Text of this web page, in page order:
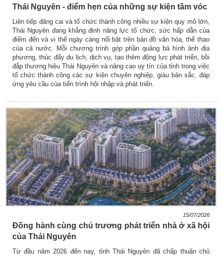
Thái Nguyên - điểm hẹn của những sự kiện tầm vóc
Liên tiếp đăng cai và tổ chức thành công nhiều sự kiện quy mô lớn,
Thái Nguyên đang khẳng định năng lực tổ chức, sức hấp dẫn của
điểm đến và vị thế ngày càng nổi bật trên bản đồ văn hóa, thể thao
của cả nước. Mỗi chương trình góp phần quảng bá hình ảnh địa
phương, thúc đẩy du lịch, dịch vụ, tạo thêm động lực phát triển, bồi
đắp thương hiệu Thái Nguyên và nâng cao uy tín của tỉnh trong việc
tổ chức thành công các sự kiện chuyên nghiệp, giàu bản sắc, đáp
ứng yêu cầu của tiến trình hội nhập và phát triển.
15/07/2026
Đồng hành cùng chủ trương phát triển nhà ở xã hội
của Thái Nguyên
Từ đầu năm 2026 đến nay, tỉnh Thái Nguyên đã chấp thuận chủ